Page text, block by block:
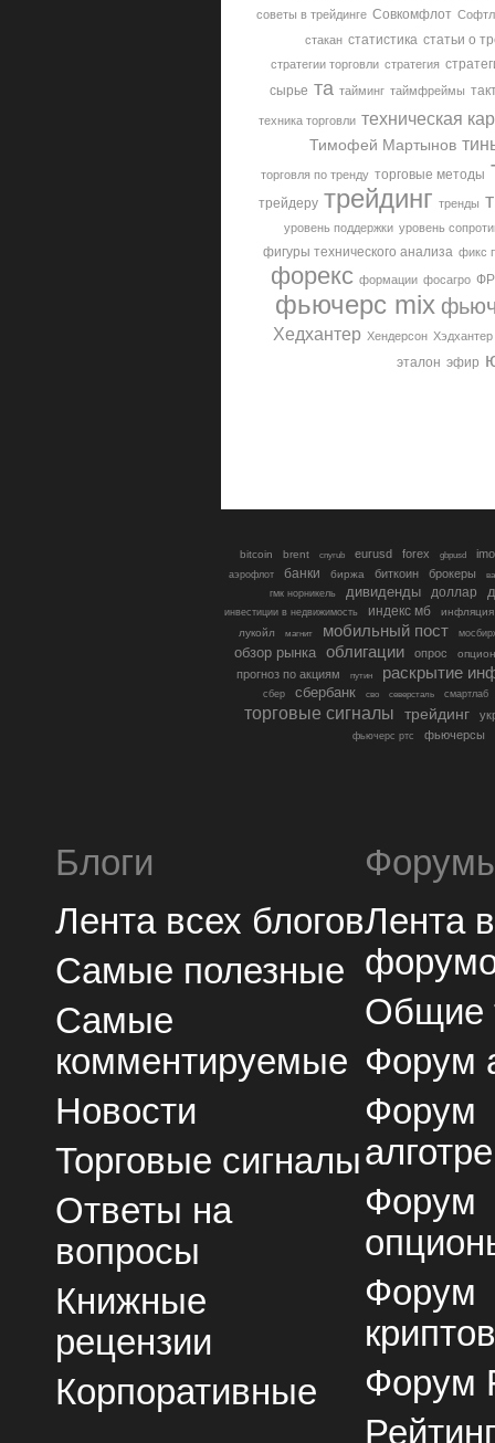
советы в трейдинге Совкомфлот
стакан статистика статьи о
стратегии торговли стратегия
сырье та тайминг таймфреймы
техника торговли техническая
Тимофей Мартынов
торговля по тренду торговые методы
трейдеру трейдинг тренды
уровень поддержки уровень
фигуры технического анализа фикс
форекс формации фосагро
фьючерс mix
Хедхантер Хендерсон Хэдхантер
эталон эфир
bitcoin brent cnyrub eurusd forex gbpusd
аэрофлот банки биржа биткоин брокеры
гмк норникель
дивиденды доллар
инвестиции в недвижимость индекс мб
инфляция
лукойл
магнит мобильный пост
обзор рынка облигации опрос
прогноз по акциям путин раскрытие
сбер сбербанк сво северсталь смартлаб
торговые сигналы трейдинг
фьючерс ртс фьючерсы
Блоги
Лента всех блогов
Самые полезные
Самые
комментируемые
Новости
Торговые сигналы
Ответы на
вопросы
Книжные
рецензии
Корпоративные
Лента
Общие
Форум
Форум
Форум
Форум
Форум